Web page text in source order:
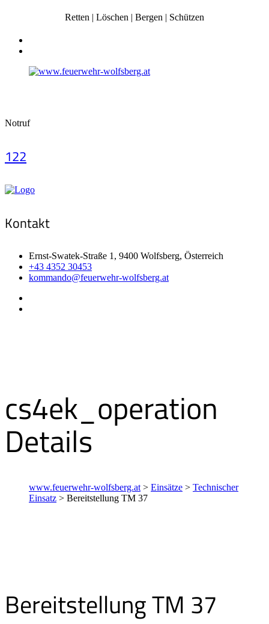
Retten | Löschen | Bergen | Schützen
Notruf
122
Kontakt
Ernst-Swatek-Straße 1, 9400 Wolfsberg, Österreich
+43 4352 30453
kommando@feuerwehr-wolfsberg.at
cs4ek_operation
Details
www.feuerwehr-wolfsberg.at > Einsätze > Technischer
Einsatz > Bereitstellung TM 37
Bereitstellung TM 37